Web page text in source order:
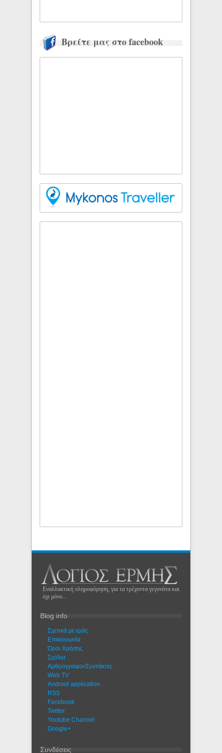
Βρείτε μας στο facebook
Εναλλακτική πληροφόρηση, για τα τρέχοντα γεγονότα και
όχι μόνο...
Blog info
Σχετικά με εμάς
Eπικοινωνία
Όροι Χρήσης
Σχόλια
Αρθρογράφοι/Συντάκτες
Web TV
Android application
RSS
Facebook
Twitter
Youtube Channel
Google+
Συνδέσεις